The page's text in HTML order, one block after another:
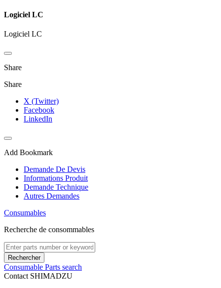
Logiciel LC
Logiciel LC
Share
Share
X (Twitter)
Facebook
LinkedIn
Add Bookmark
Demande De Devis
Informations Produit
Demande Technique
Autres Demandes
Consumables
Recherche de consommables
Rechercher
Consumable Parts search
Contact SHIMADZU